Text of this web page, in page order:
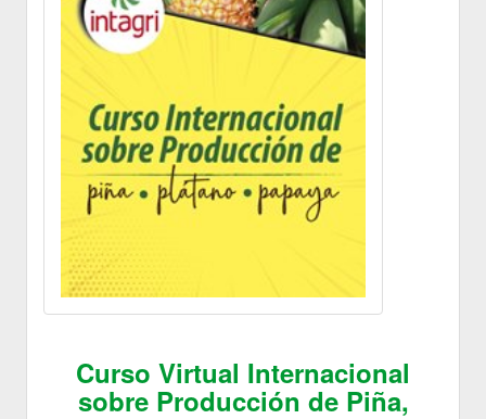
Curso Virtual Internacional
sobre Producción de Piña,